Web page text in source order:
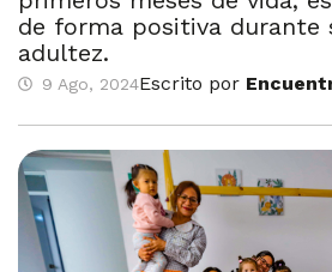
de forma positiva durante
adultez.
9 Ago, 2024Escrito por